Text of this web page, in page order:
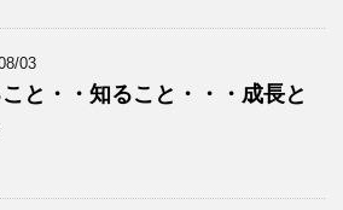
03
と・・知ること・・・成長と